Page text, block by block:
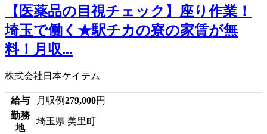
【医薬品の目視チェック】座り作業！
埼玉で働く★駅チカの寮の家賃が無
料！月収...
株式会社日本ケイテム
給与 月収例279,000円
勤務
地
埼玉県 美里町